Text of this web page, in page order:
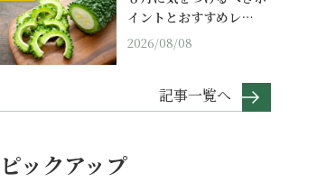
イントとおすすめレ…
2026/08/08
記事一覧へ
ピックアップ